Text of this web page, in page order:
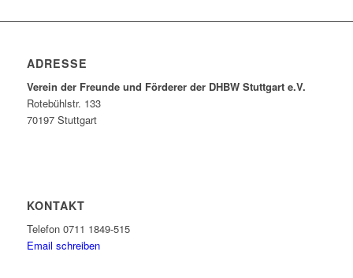
ADRESSE
Verein der Freunde und Förderer der DHBW Stuttgart e.V.
Rotebühlstr. 133
70197 Stuttgart
KONTAKT
Telefon 0711 1849-515
Email schreiben